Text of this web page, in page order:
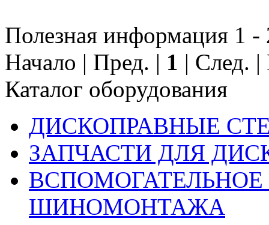
Полезная информация 1 -
Начало | Пред. | 1 | След.
Каталог оборудования
ДИСКОПРАВНЫЕ
ЗАПЧАСТИ ДЛЯ
ШИНОМОНТАЖА